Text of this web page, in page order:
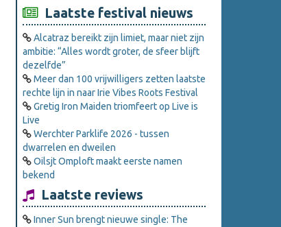
Laatste festival nieuws
Alcatraz bereikt zijn limiet, maar niet zijn
ambitie: “Alles wordt groter, de sfeer blijft
dezelfde”
Meer dan 100 vrijwilligers zetten laatste
rechte lijn in naar Irie Vibes Roots Festival
Gretig Iron Maiden triomfeert op Live is
Live
Werchter Parklife 2026 - tussen
dwarrelen en dweilen
Oilsjt Omploft maakt eerste namen
bekend
Laatste reviews
Inner Sun brengt nieuwe single: The